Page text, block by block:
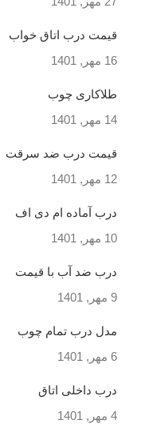
قیمت درب اتاق خواب
16 مهر, 1401
طلاکاری چوب
14 مهر, 1401
قیمت درب ضد سرقت
12 مهر, 1401
درب آماده ام دی اف
10 مهر, 1401
درب ضد آب با قیمت
9 مهر, 1401
مدل درب تمام چوب
6 مهر, 1401
درب داخلی اتاق
4 مهر, 1401